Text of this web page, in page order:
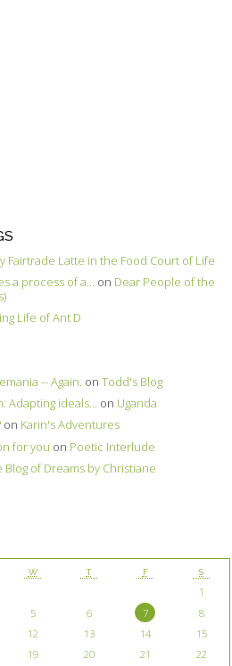
Fairtrade Latte in the Food Court of Life
a process of a... on Dear People of the
Life of Ant D
-- Again. on Todd's Blog
Adapting ideals... on Uganda
on Karin's Adventures
for you on Poetic Interlude
Blog of Dreams by Christiane
W T F S
1
5 6 7
8
12 13 14
15
19 20 21
22